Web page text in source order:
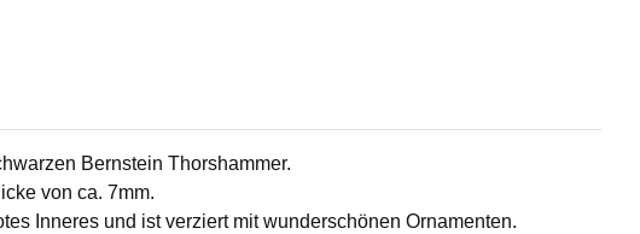
Bernstein Thorshammer.
von ca. 7mm.
Inneres und ist verziert mit wunderschönen Ornamenten.